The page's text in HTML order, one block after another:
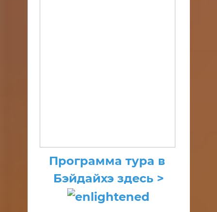
Программа тура в
Бэйдайхэ здесь >